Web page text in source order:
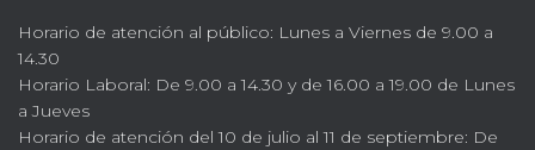
Horario de atención al público: Lunes a Viernes de 9.00 a
14.30
Horario Laboral: De 9.00 a 14.30 y de 16.00 a 19.00 de Lunes
a Jueves
Horario de atención del 10 de julio al 11 de septiembre: De